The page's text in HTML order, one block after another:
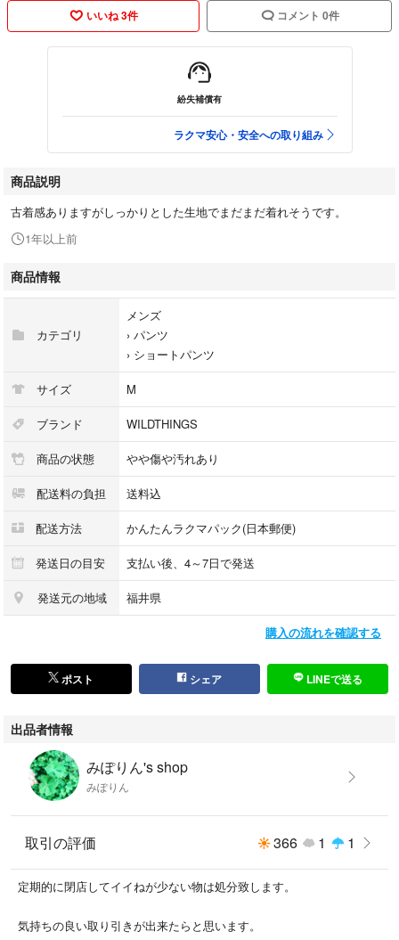
いいね 3件 コメント 0件
紛失補償有
ラクマ安心・安全への取り組み
商品説明
古着感ありますがしっかりとした生地でまだまだ着れそうです。
1年以上前
商品情報
カテゴリ
メンズ
› パンツ
› ショートパンツ
サイズ M
ブランド WILDTHINGS
商品の状態 やや傷や汚れあり
配送料の負担 送料込
配送方法 かんたんラクマパック(日本郵便)
発送日の目安 支払い後、4～7日で発送
発送元の地域 福井県
購入の流れを確認する
ポスト シェア LINEで送る
出品者情報
みぽりん's shop
みぽりん
取引の評価 366 1 1
定期的に閉店してイイねが少ない物は処分致します。
気持ちの良い取り引きが出来たらと思います。